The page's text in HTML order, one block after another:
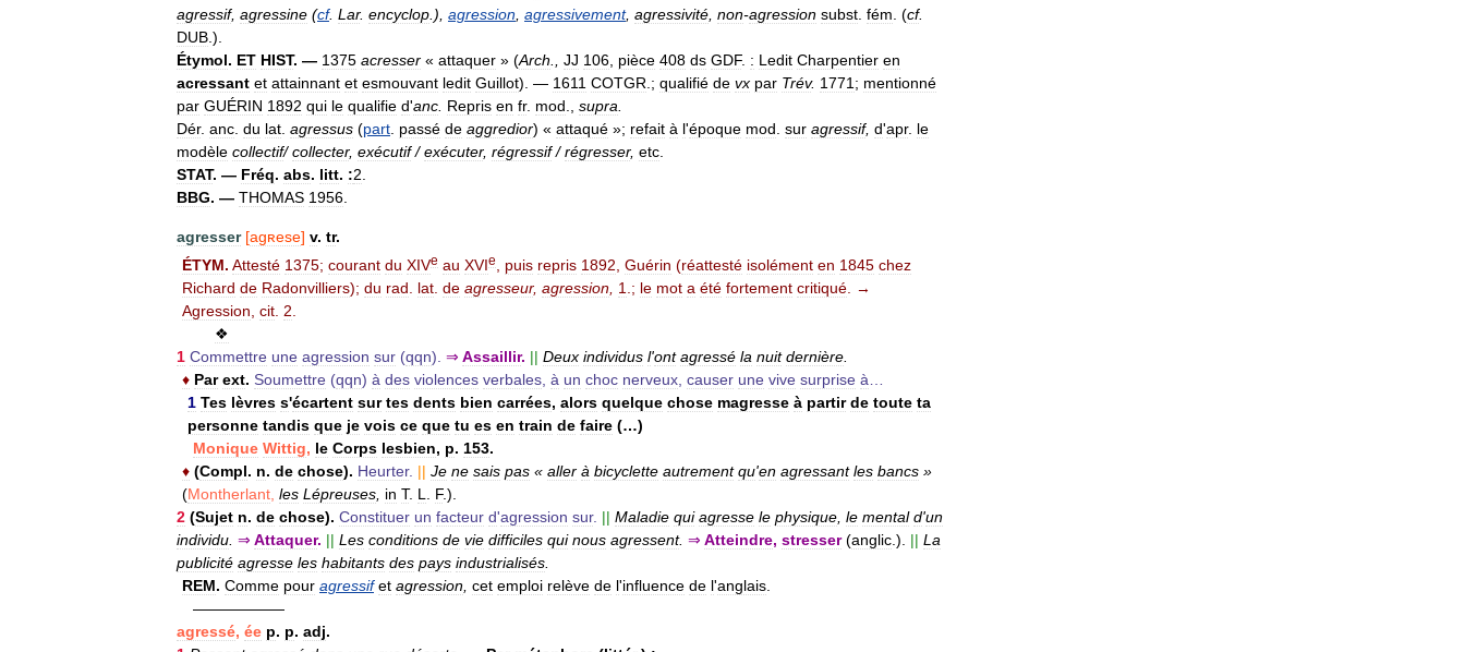
agressif, agressine (cf. Lar. encyclop .), agression agressivement, agressivité non-agression subst fém . (cf.
DUB .).
Étymol. ET HIST. — 1375 acresser « attaquer » (Arch JJ 106 pièce 408 ds GDF. : Ledit Charpentier en
acressant et attainnant et esmouvant ledit Guillot). — 1611 COTGR .; qualifié de vx par Trév. 1771 ; mentionné
par GUÉRIN 1892 qui le qualifie d'anc Repris en fr. mod supra
Dér. anc du lat agressus (part passé de aggredior) « attaqué »; refait à l'époque mod sur agressif, d'apr. le
modèle collectif/collecter, exécutif/exécuter, régressif/régresser, etc
STAT. — Fréq. abs. litt. :2
BBG. — THOMAS 1956
agresser [agʀese] v. tr.
ÉTYM. Attesté 1375; courant du XIVe au XVIe, puis repris 1892, Guérin (réattesté isolément en 1845 chez
Richard de Radonvilliers); du rad. lat. de agresseur, agression, 1.; le mot a été fortement critiqué. →
Agression, cit. 2.
❖
1 Commettre une agression sur (qqn). ⇒ Assaillir. || Deux individus l'ont agressé la nuit dernière.
♦ Par ext. Soumettre (qqn) à des violences verbales, à un choc nerveux, causer une vive surprise à…
1 Tes lèvres s'écartent sur tes dents bien carrées, alors quelque chose magresse à partir de toute ta
personne tandis que je vois ce que tu es en train de faire (…)
Monique Wittig, le Corps lesbien, p. 153.
♦ (Compl. n. de chose). Heurter. || Je ne sais pas « aller à bicyclette autrement qu'en agressant les bancs »
(Montherlant, les Lépreuses, in T. L. F.).
2 (Sujet n. de chose). Constituer un facteur d'agression sur. || Maladie qui agresse le physique, le mental d'un
individu. ⇒ Attaquer. || Les conditions de vie difficiles qui nous agressent. ⇒ Atteindre, stresser (anglic.). || La
publicité agresse les habitants des pays industrialisés.
REM. Comme pour agressif et agression, cet emploi relève de l'influence de l'anglais.
——————
agressé, ée p. p. adj.